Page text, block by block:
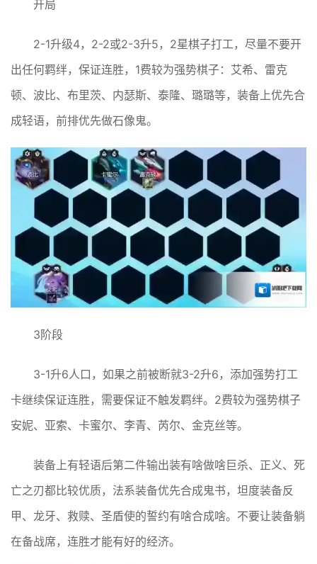
开局
2-1升级4，2-2或2-3升5，2星棋子打工，尽量不要开
出任何羁绊，保证连胜，1费较为强势棋子：艾希、雷克
顿、波比、布里茨、内瑟斯、泰隆、璐璐等，装备上优先合
成轻语，前排优先做石像鬼。
3阶段
3-1升6人口，如果之前被断就3-2升6，添加强势打工
卡继续保证连胜，需要保证不触发羁绊。2费较为强势棋子
安妮、亚索、卡蜜尔、李青、芮尔、金克丝等。
装备上有轻语后第二件输出装有啥做啥巨杀、正义、死
亡之刃都比较优质，法系装备优先合成鬼书，坦度装备反
甲、龙牙、救赎、圣盾使的誓约有啥合成啥。不要让装备躺
在备战席，连胜才能有好的经济。